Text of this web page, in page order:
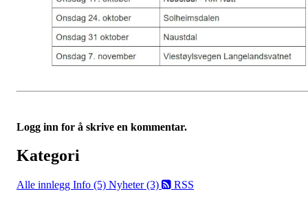
Logg inn for å skrive en kommentar.
Kategori
Alle innlegg Info (5) Nyheter (3) RSS